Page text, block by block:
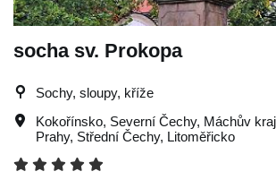
socha sv. Prokopa
Sochy, sloupy, kříže
Kokořínsko, Severní Čechy, Máchův kraj
Prahy, Střední Čechy, Litoměřicko